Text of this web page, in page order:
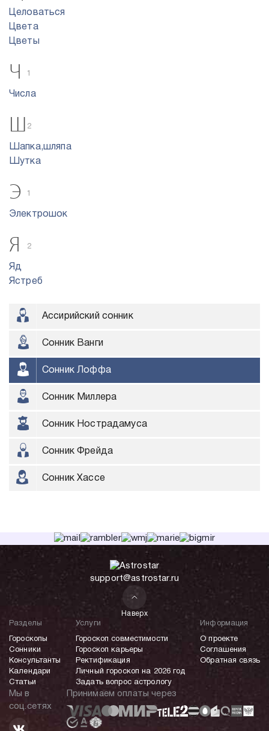
Целоваться
Цвета
Цветы
Ч 1
Числа
Ш 2
Шапка,шляпа
Шутка
Э 1
Электрошок
Я 2
Яд
Ястреб
Ассирийский сонник
Сонник Ванги
Сонник Лоффа
Сонник Миллера
Сонник Нострадамуса
Сонник Фрейда
Сонник Хассе
support@astrostar.ru
Наверх
Разделы
Гороскопы
Сонники
Консультанты
Календари
Статьи
Услуги
Гороскоп совместимости
Гороскоп карьеры
Ректификация
Личный гороскоп на 2026 год
Задать вопрос астрологу
Информация
О проекте
Соглашения
Обратная связь
Мы в
соц.сетях
Принимаем оплаты через